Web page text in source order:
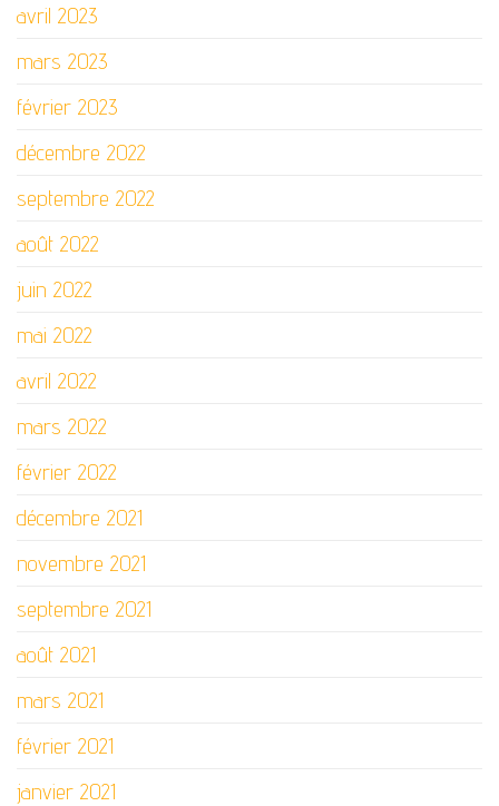
avril 2023
mars 2023
février 2023
décembre 2022
septembre 2022
août 2022
juin 2022
mai 2022
avril 2022
mars 2022
février 2022
décembre 2021
novembre 2021
septembre 2021
août 2021
mars 2021
février 2021
janvier 2021